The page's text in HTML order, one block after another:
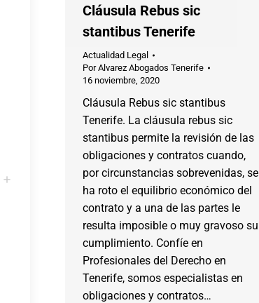
Cláusula Rebus sic
stantibus Tenerife
Actualidad Legal
PorAlvarez Abogados Tenerife
16 noviembre, 2020
Cláusula Rebus sic stantibus
Tenerife. La cláusula rebus sic
stantibus permite la revisión de las
obligaciones y contratos cuando,
por circunstancias sobrevenidas, se
ha roto el equilibrio económico del
contrato y a una de las partes le
resulta imposible o muy gravoso su
cumplimiento. Confíe en
Profesionales del Derecho en
Tenerife, somos especialistas en
obligaciones y contratos…